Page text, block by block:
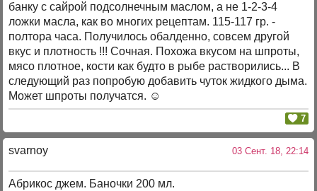
банку с сайрой подсолнечным маслом, а не 1-2-3-4
ложки масла, как во многих рецептам. 115-117 гр. -
полтора часа. Получилось обалденно, совсем другой
вкус и плотность !!! Сочная. Похожа вкусом на шпроты,
мясо плотное, кости как будто в рыбе растворились... В
следующий раз попробую добавить чуток жидкого дыма.
Может шпроты получатся. ☺
7
svarnoy 03 Сент. 18, 22:14
Абрикос джем. Баночки 200 мл.